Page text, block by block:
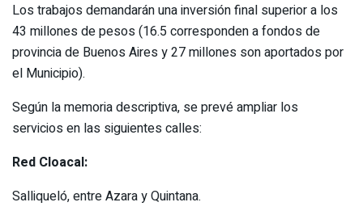
Los trabajos demandarán una inversión final superior a los
43 millones de pesos (16.5 corresponden a fondos de
provincia de Buenos Aires y 27 millones son aportados por
el Municipio).
Según la memoria descriptiva, se prevé ampliar los
servicios en las siguientes calles:
Red Cloacal:
Salliqueló, entre Azara y Quintana.